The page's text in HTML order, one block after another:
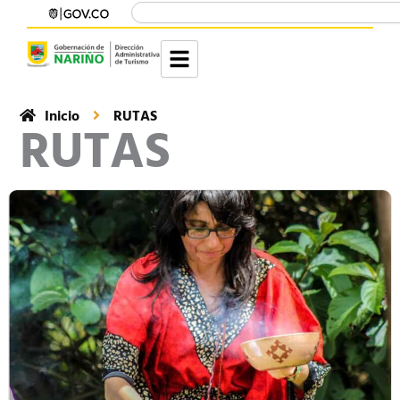
contenido
contenido
Buscar
Inicio RUTAS
RUTAS